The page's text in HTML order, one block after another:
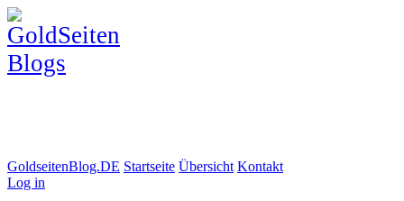
GoldseitenBlog.DE Startseite Übersicht Kontakt
Log in